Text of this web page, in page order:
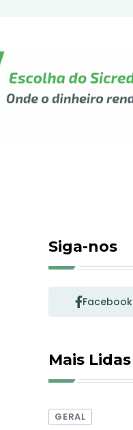
Siga-nos
Facebook
Mais Lidas
GERAL